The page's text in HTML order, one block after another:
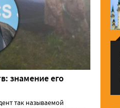
знамение его
так называемой